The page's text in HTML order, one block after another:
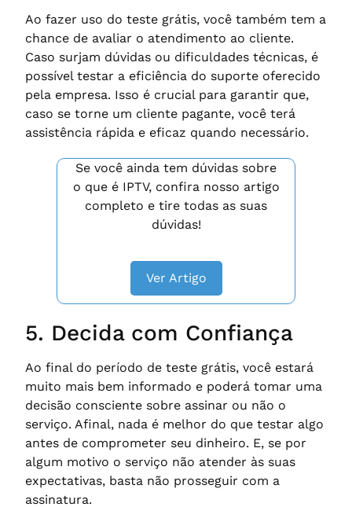
Ao fazer uso do teste grátis, você também tem a
chance de avaliar o atendimento ao cliente.
Caso surjam dúvidas ou dificuldades técnicas, é
possível testar a eficiência do suporte oferecido
pela empresa. Isso é crucial para garantir que,
caso se torne um cliente pagante, você terá
assistência rápida e eficaz quando necessário.
Se você ainda tem dúvidas sobre
o que é IPTV, confira nosso artigo
completo e tire todas as suas
dúvidas!
Ver Artigo
5. Decida com Confiança
Ao final do período de teste grátis, você estará
muito mais bem informado e poderá tomar uma
decisão consciente sobre assinar ou não o
serviço. Afinal, nada é melhor do que testar algo
antes de comprometer seu dinheiro. E, se por
algum motivo o serviço não atender às suas
expectativas, basta não prosseguir com a
assinatura.